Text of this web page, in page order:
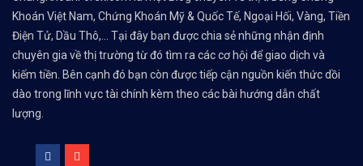
Khoán Việt Nam, Chứng Khoán Mỹ & Quốc Tế, Ngoại Hối, Vàng, Tiền
Điện Tử, Dầu Thô,... Tại đây bạn được chia sẻ những nhận định
chuyên gia về thị trường từ đó tìm ra các cơ hội để giao dịch và
kiếm tiền. Bên cạnh đó bạn còn được tiếp cận nguồn kiến thức dồi
dào trong lĩnh vực tài chính kèm theo các bài hướng dẫn chất
lượng.